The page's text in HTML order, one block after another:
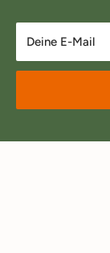
Deine E-Mail